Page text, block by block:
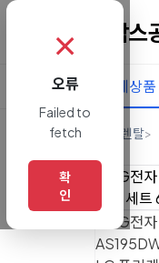
전체상품
렌탈
✗
오류
Failed to
fetch
확
인